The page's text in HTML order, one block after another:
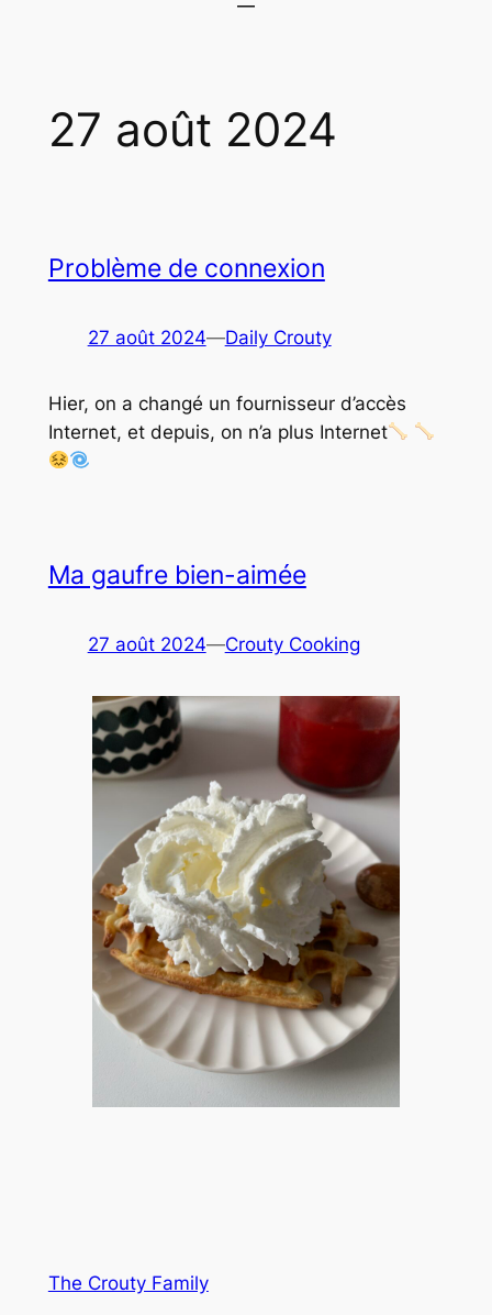
27 août 2024
Problème de connexion
27 août 2024—Daily Crouty
Hier, on a changé un fournisseur d’accès
Internet, et depuis, on n’a plus Internet
Ma gaufre bien-aimée
27 août 2024—Crouty Cooking
The Crouty Family